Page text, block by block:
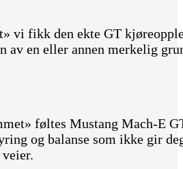
vi fikk den ekte GT
av en eller annen merkelig
føltes Mustang Mach-E
og balanse som ikke gir